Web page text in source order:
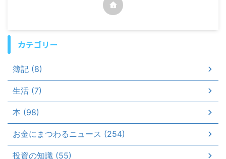
カテゴリー
簿記 (8)
生活 (7)
本 (98)
お金にまつわるニュース (254)
投資の知識 (55)